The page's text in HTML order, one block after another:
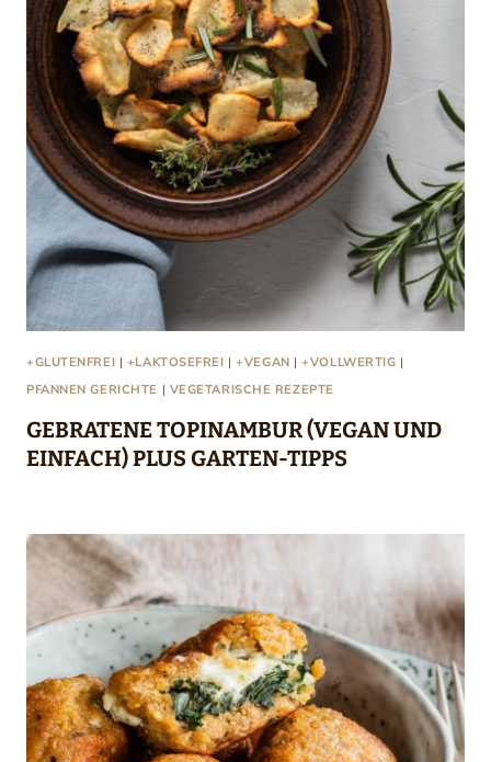
+GLUTENFREI | +LAKTOSEFREI |+VEGAN |+VOLLWERTIG |
PFANNEN GERICHTE | VEGETARISCHE REZEPTE
GEBRATENE TOPINAMBUR (VEGAN UND
EINFACH) PLUS GARTEN-TIPPS